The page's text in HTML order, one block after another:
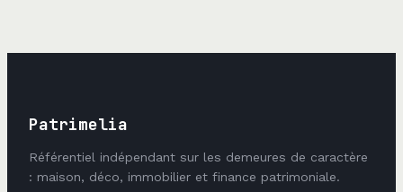
Patrimelia
Référentiel indépendant sur les demeures de caractère
: maison, déco, immobilier et finance patrimoniale.